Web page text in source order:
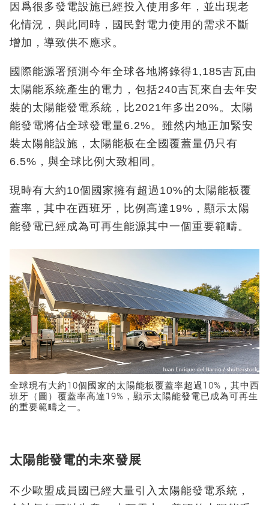
因爲很多發電設施已經投入使用多年，並出現老
化情況，與此同時，國民對電力使用的需求不斷
增加，導致供不應求。
國際能源署預測今年全球各地將錄得1,185吉瓦由
太陽能系統產生的電力，包括240吉瓦來自去年安
裝的太陽能發電系統，比2021年多出20%。太陽
能發電將佔全球發電量6.2%。雖然内地正加緊安
裝太陽能設施，太陽能板在全國覆蓋量仍只有
6.5%，與全球比例大致相同。
現時有大約10個國家擁有超過10%的太陽能板覆
蓋率，其中在西班牙，比例高達19%，顯示太陽
能發電已經成為可再生能源其中一個重要範疇。
全球現有大約10個國家的太陽能板覆蓋率超過10%，其中西
班牙（圖）覆蓋率高達19%，顯示太陽能發電已成為可再生
的重要範疇之一。
太陽能發電的未來發展
不少歐盟成員國已經大量引入太陽能發電系統，